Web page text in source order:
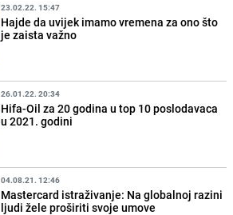
23.02.22. 15:47
Hajde da uvijek imamo vremena za ono što
je zaista važno
26.01.22. 20:34
Hifa-Oil za 20 godina u top 10 poslodavaca
u 2021. godini
04.08.21. 12:46
Mastercard istraživanje: Na globalnoj razini
ljudi žele proširiti svoje umove